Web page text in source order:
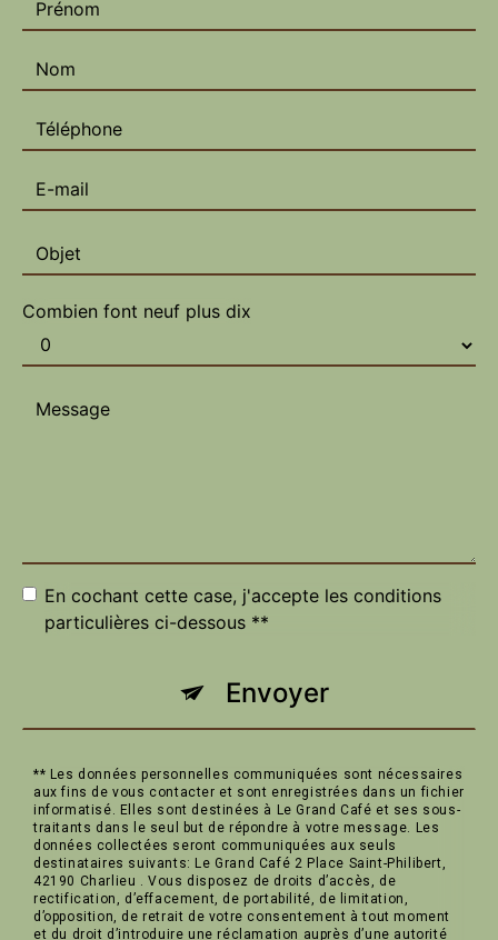
Combien font neuf plus dix
En cochant cette case, j'accepte les conditions
particulières ci-dessous **
Envoyer
** Les données personnelles communiquées sont nécessaires
aux fins de vous contacter et sont enregistrées dans un fichier
informatisé. Elles sont destinées à Le Grand Café et ses sous-
traitants dans le seul but de répondre à votre message. Les
données collectées seront communiquées aux seuls
destinataires suivants: Le Grand Café 2 Place Saint-Philibert,
42190 Charlieu . Vous disposez de droits d’accès, de
rectification, d’effacement, de portabilité, de limitation,
d’opposition, de retrait de votre consentement à tout moment
et du droit d’introduire une réclamation auprès d’une autorité